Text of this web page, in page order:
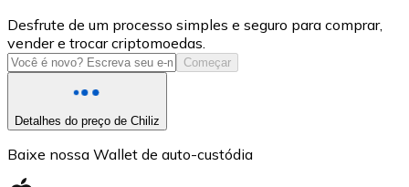
USD Coin
USDC
Desfrute de um processo simples e seguro para comprar,
vender e trocar criptomoedas.
Começar
Detalhes do preço de Chiliz
Baixe nossa Wallet de auto-custódia